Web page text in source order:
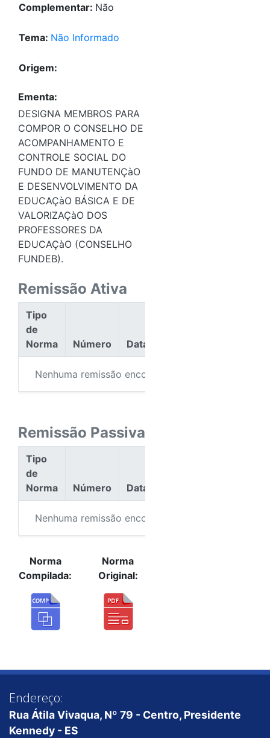
Complementar: Não
Tema: Não Informado
Origem:
Ementa:
DESIGNA MEMBROS PARA
COMPOR O CONSELHO DE
ACOMPANHAMENTO E
CONTROLE SOCIAL DO
FUNDO DE MANUTENÇàO
E DESENVOLVIMENTO DA
EDUCAÇàO BÁSICA E DE
VALORIZAÇàO DOS
PROFESSORES DA
EDUCAÇàO (CONSELHO
FUNDEB).
Remissão Ativa
Tipo
de
Norma
Número Data
Nenhuma remissão encontrada.
Remissão Passiva
Tipo
de
Norma
Número Data
Nenhuma remissão encontrada.
Norma
Compilada:
Norma
Original:
Endereço:
Rua Átila Vivaqua, Nº 79 - Centro, Presidente
Kennedy - ES